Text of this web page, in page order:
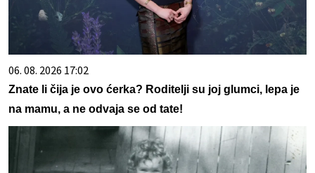
06. 08. 2026 17:02
Znate li čija je ovo ćerka? Roditelji su joj glumci, lepa je
na mamu, a ne odvaja se od tate!